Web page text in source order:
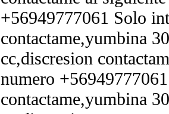
+56949777061 Solo
contactame,yumbina
cc,discresion
numero
contactame,yumbina